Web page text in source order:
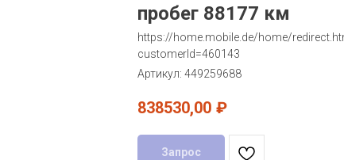
пробег 88177 км
https://home.mobile.de/home/
customerId=460143
Артикул: 449259688
838530,00 ₽
Запрос